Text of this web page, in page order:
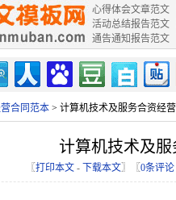
心得体会文章范文
活动总结报告范文
通告通知报告范文
合同范本 > 计算机技术及服务合资经
计算机技术及
〖打印本文 - 下载本文〗〖0条评论